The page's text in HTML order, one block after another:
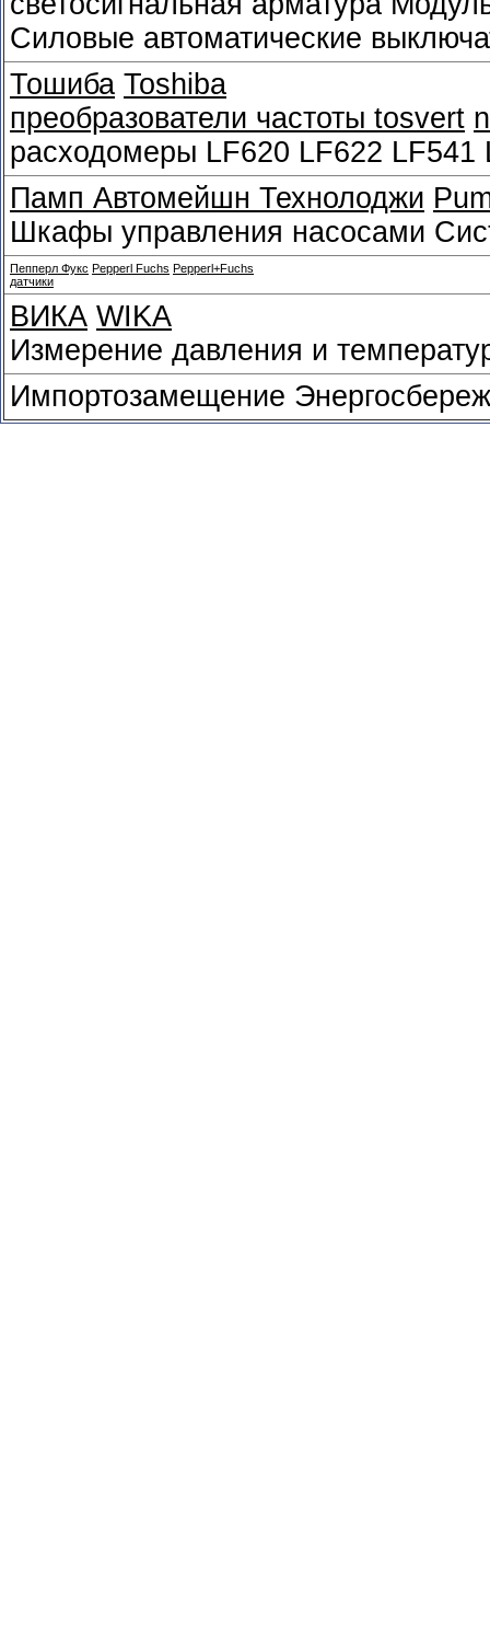
Силовые автоматические
Тошиба Toshiba
преобразователи частоты tosvert
расходомеры LF620 LF622 LF541
Памп Автомейшн Технолоджи
Шкафы управления насосами
Пепперл Фукс Pepperl Fuchs Pepperl+Fuchs
датчики
ВИКА WIKA
Измерение давления и
Импортозамещение